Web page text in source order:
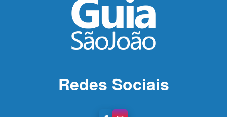
Redes Sociais